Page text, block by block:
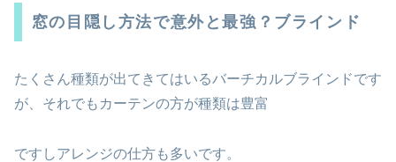
窓の目隠し方法で意外と最強？ブラインド
たくさん種類が出てきてはいるバーチカルブラインドです
が、それでもカーテンの方が種類は豊富
ですしアレンジの仕方も多いです。